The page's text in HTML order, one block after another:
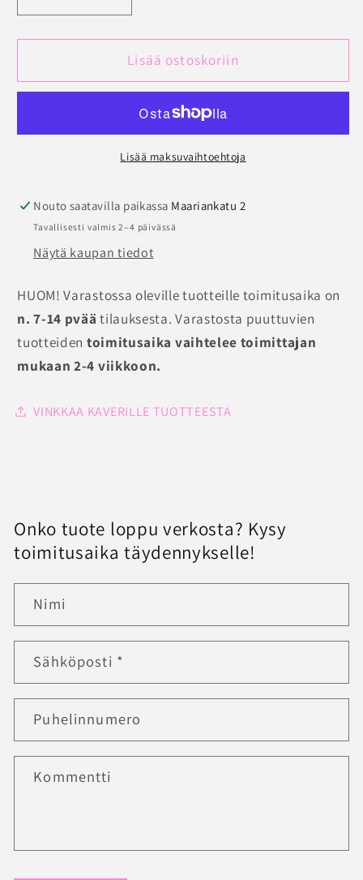
tuotteen
Trofe
pitkähihainen
tuotteen
Trofe
bambu
pitkähihainen
määrää
Lisää ostoskoriin
Lisää maksuvaihtoehtoja
Nouto saatavilla paikassa Maariankatu 2
Tavallisesti valmis 2–4 päivässä
Näytä kaupan tiedot
HUOM! Varastossa oleville tuotteille toimitusaika on
n. 7-14 pvää tilauksesta. Varastosta puuttuvien
tuotteiden toimitusaika vaihtelee toimittajan
mukaan 2-4 viikkoon.
VINKKAA KAVERILLE TUOTTEESTA
Onko tuote loppu verkosta? Kysy
toimitusaika täydennykselle!
Nimi
Sähköposti *
Puhelinnumero
Kommentti